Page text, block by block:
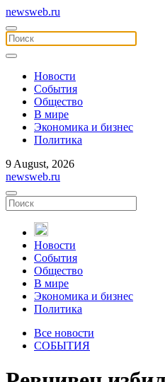
newsweb.ru
Новости
События
Общество
В мире
Экономика и бизнес
Политика
9 August, 2026
newsweb.ru
Новости
События
Общество
В мире
Экономика и бизнес
Политика
Все новости
СОБЫТИЯ